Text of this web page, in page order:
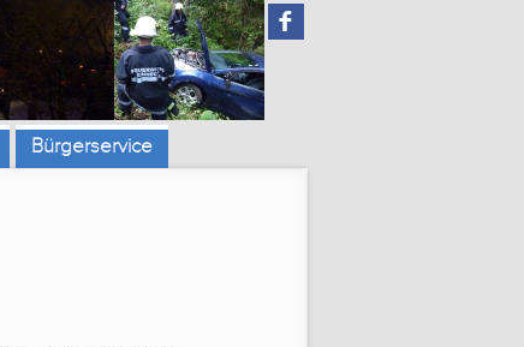
F
Bürgerservice